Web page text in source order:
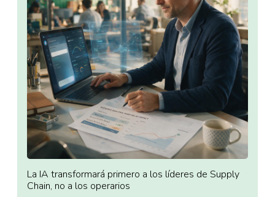
La IA transformará primero a los líderes de Supply
Chain, no a los operarios